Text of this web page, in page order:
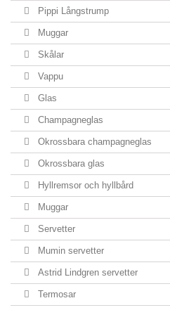
Pippi Långstrump
Muggar
Skålar
Vappu
Glas
Champagneglas
Okrossbara champagneglas
Okrossbara glas
Hyllremsor och hyllbård
Muggar
Servetter
Mumin servetter
Astrid Lindgren servetter
Termosar